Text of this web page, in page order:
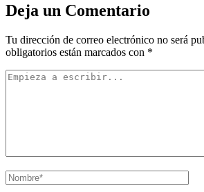
Deja un Comentario
Tu dirección de correo electrónico no será
obligatorios están marcados con *